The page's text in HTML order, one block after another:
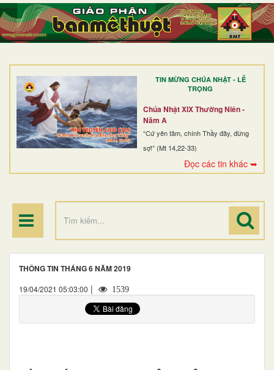
TIN MỪNG CHÚA NHẬT - LỄ
TRỌNG
Chúa Nhật XIX Thường Niên -
Năm A
“Cứ yên tâm, chính Thầy đây, đừng
sợ!” (Mt 14,22-33)
Đọc các tin khác ➥
TRANG NHẤT
GIỚI THIỆU
DÒNG TU
BAN MỤC VỤ
ĐOÀN THỂ CG
THÔNG TIN THÁNG 6 NĂM 2019
19/04/2021 05:03:00 | 1539